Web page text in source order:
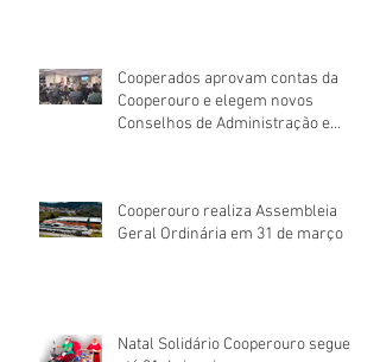
Cooperados aprovam contas da
Cooperouro e elegem novos
Conselhos de Administração e
Cooperouro realiza Assembleia
Geral Ordinária em 31 de março
Natal Solidário Cooperouro segue